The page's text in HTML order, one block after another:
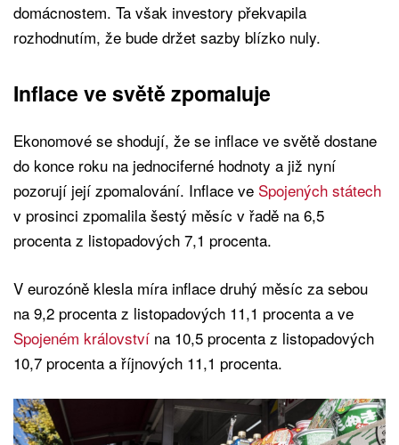
domácnostem. Ta však investory překvapila
rozhodnutím, že bude držet sazby blízko nuly.
Inflace ve světě zpomaluje
Ekonomové se shodují, že se inflace ve světě dostane
do konce roku na jednociferné hodnoty a již nyní
pozorují její zpomalování. Inflace ve Spojených státech
v prosinci zpomalila šestý měsíc v řadě na 6,5
procenta z listopadových 7,1 procenta.
V eurozóně klesla míra inflace druhý měsíc za sebou
na 9,2 procenta z listopadových 11,1 procenta a ve
Spojeném království na 10,5 procenta z listopadových
10,7 procenta a říjnových 11,1 procenta.